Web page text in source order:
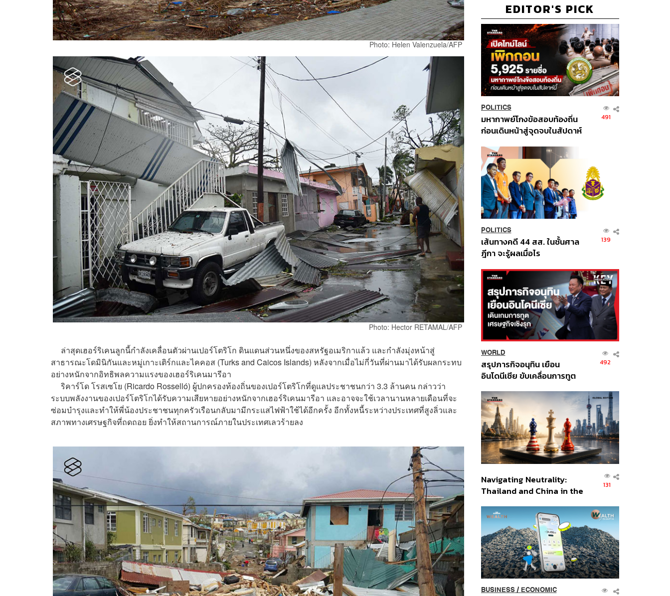
Photo: Helen Valenzuela/AFP
Photo: Hector RETAMAL/AFP
ล่าสุดเฮอร์ริเคนลูกนี้กำลังเคลื่อนตัวผ่านเปอร์โตริโก ดินแดนส่วนหนึ่งของสหรัฐอเมริกาแล้ว และกำลังมุ่งหน้าสู่
สาธารณะโดมินิกันและหมู่เกาะเติร์กและไคคอส (Turks and Caicos Islands) หลังจากเมื่อไม่กี่วันที่ผ่านมาได้รับผลกระทบ
อย่างหนักจากอิทธิพลความแรงของเฮอร์ริเคนมารีอา
ริคาร์โด โรสเซโย (Ricardo Rosselló) ผู้ปกครองท้องถิ่นของเปอร์โตริโกที่ดูแลประชาชนกว่า 3.3 ล้านคน กล่าวว่า
ระบบพลังงานของเปอร์โตริโกได้รับความเสียหายอย่างหนักจากเฮอร์ริเคนมารีอา และอาจจะใช้เวลานานหลายเดือนที่จะ
ซ่อมบำรุงและทำให้พี่น้องประชาชนทุกครัวเรือนกลับมามีกระแสไฟฟ้าใช้ได้อีกครั้ง อีกทั้งหนี้ระหว่างประเทศที่สูงลิ่วและ
สภาพทางเศรษฐกิจที่ถดถอย ยิ่งทำให้สถานการณ์ภายในประเทศเลวร้ายลง
EDITOR'S PICK
POLITICS
มหากาพย์โกงข้อสอบท้องถิ่น
ก่อนเดินหน้าสู่จุดจบในสัปดาห์
491
POLITICS
เส้นทางคดี 44 สส. ในชั้นศาล
ฎีกา จะรู้ผลเมื่อไร
139
WORLD
สรุปภารกิจอนุทิน เยือน
อินโดนีเซีย ขับเคลื่อนการทูต
ส่วนยุทธศาสตร์ไทย –
อินโดนีเซีย
492
Navigating Neutrality:
Thailand and China in the
Order
131
BUSINESS/ ECONOMIC